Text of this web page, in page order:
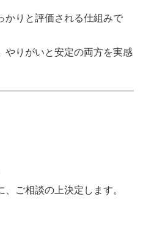
かりと評価される仕組みで
やりがいと安定の両方を実感
ご相談の上決定します。